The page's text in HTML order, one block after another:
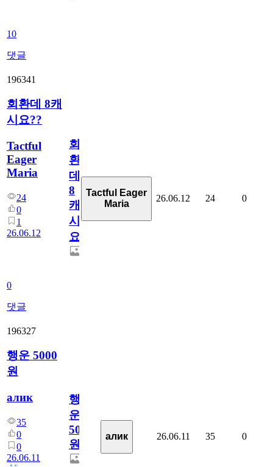
10
댓글
196341
회환데 8캐
시요??
Tactful
Eager
Maria
24
0
1
26.06.12
0
댓글
회
환
데
8
캐
시
요??
Tactful Eager
Maria
26.06.12 24 0
196327
행운 5000
원
алик
35
0
0
26.06.11
행
운
5000
원
алик 26.06.11 35 0